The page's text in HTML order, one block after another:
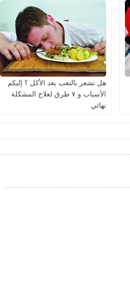
هل تشعر بالتعب بعد الأكل ؟ إليكم
الأسباب و ٧ طرق لعلاج المشكلة
نهائي